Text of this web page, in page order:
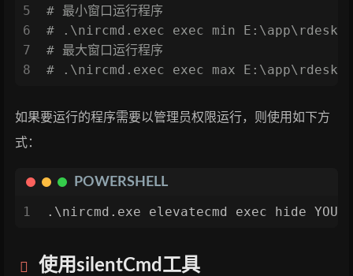
5
6
7
8
# 最小窗口运行程序
# .\nircmd.exec exec min
# 最大窗口运行程序
# .\nircmd.exec exec max
如果要运行的程序需要以管理员权限运行，则使用如下方
式：
POWERSHELL
1
.\nircmd.exe elevatecmd exec hide YOUR
使用silentCmd工具